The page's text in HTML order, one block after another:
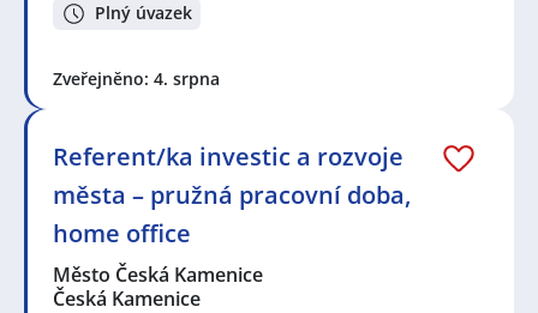
Plný úvazek
Zveřejněno: 4. srpna
Referent/ka investic a rozvoje
města – pružná pracovní doba,
home office
Město Česká Kamenice
Česká Kamenice